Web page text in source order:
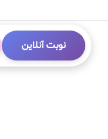
نوبت آنلاین